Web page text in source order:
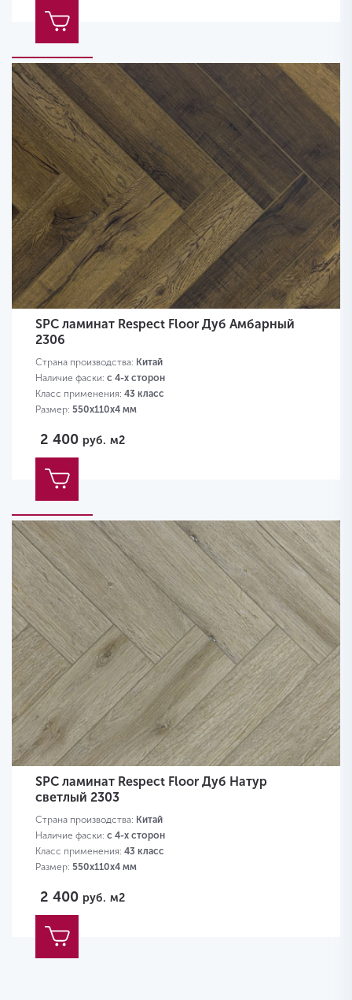
SPC ламинат Respect Floor Дуб Амбарный
2306
Страна производства: Китай
Наличие фаски: с 4-х сторон
Класс применения: 43 класс
Размер: 550х110х4 мм
2 400 руб. м2
SPC ламинат Respect Floor Дуб Натур
светлый 2303
Страна производства: Китай
Наличие фаски: с 4-х сторон
Класс применения: 43 класс
Размер: 550х110х4 мм
2 400 руб. м2